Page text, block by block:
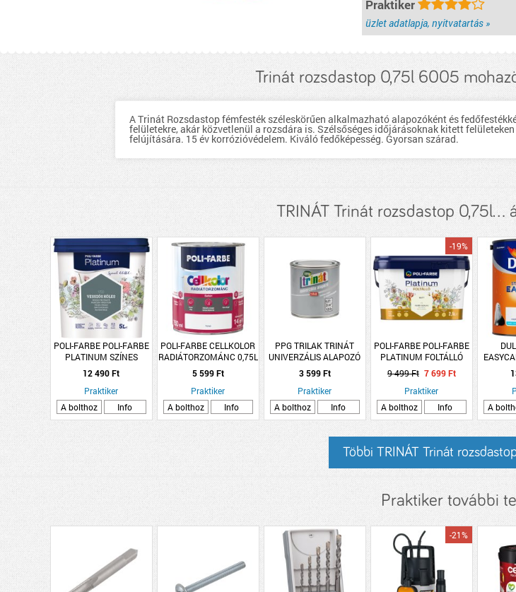
Praktiker
üzlet adatlapja, nyitvatartás »
Trinát rozsdastop 0,75l 6005
A Trinát Rozsdastop fémfesték széleskörűen alkalmazható alapozóként és
felületekre, akár közvetlenül a rozsdára is. Szélsőséges időjárásoknak kitett
felújítására. 15 év korrózióvédelem. Kiváló fedőképesség. Gyorsan szárad.
TRINÁT Trinát rozsdastop 0,75l...
POLI-FARBE POLI-FARBE
PLATINUM SZÍNES
BELTÉRI DISZPERZIÓS
FALFESTÉK 5L V50
VESSZŐS KÖLES
12 490 Ft
Praktiker
A bolthoz
Info
POLI-FARBE CELLKOLOR
RADIÁTORZOMÁNC 0,75L
FEHÉR
5 599 Ft
Praktiker
A bolthoz
Info
PPG TRILAK TRINÁT
UNIVERZÁLIS ALAPOZÓ
0,25L FEHÉR (R:231502)
3 599 Ft
Praktiker
A bolthoz
Info
POLI-FARBE POLI-FARBE
PLATINUM FOLTÁLLÓ
BELTÉRI SZÍNES
FALFESTÉK 2,5L F3
FEHÉR ISZALAG
-19%
9 499 Ft 7 699 Ft
Praktiker
A bolthoz
Info
A
Többi TRINÁT Trinát
Praktiker további
-21%